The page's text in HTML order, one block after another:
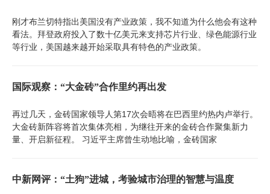
刚才布兰切特指出美国没有产业政策，我不知道为什么他会有这种
看法。拜登政府投入了数十亿美元来支持芯片行业、绿色能源行业
等行业，美国越来越开始采取具有特色的产业政策。
国际观察：“大金砖”合作里约再出发
再过几天，金砖国家领导人第17次会晤将在巴西里约热内卢举行。
大金砖新阵容将首次集体亮相，为继往开来的金砖合作聚集新力
量、开启新征程。 习近平主席曾生动地比喻，金砖国家
中新网评：“土狗”进城，考验城市治理的智慧与温度